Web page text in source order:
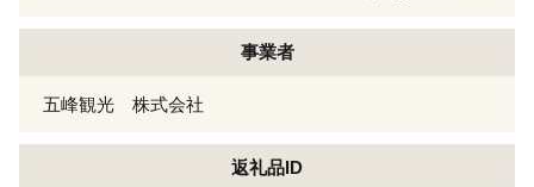
事業者
五峰観光 株式会社
返礼品ID